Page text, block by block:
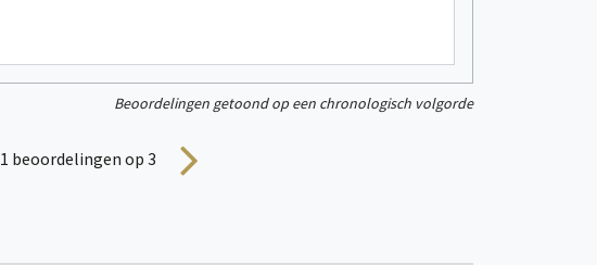
Beoordelingen getoond op een chronologisch volgorde
1 beoordelingen op 3